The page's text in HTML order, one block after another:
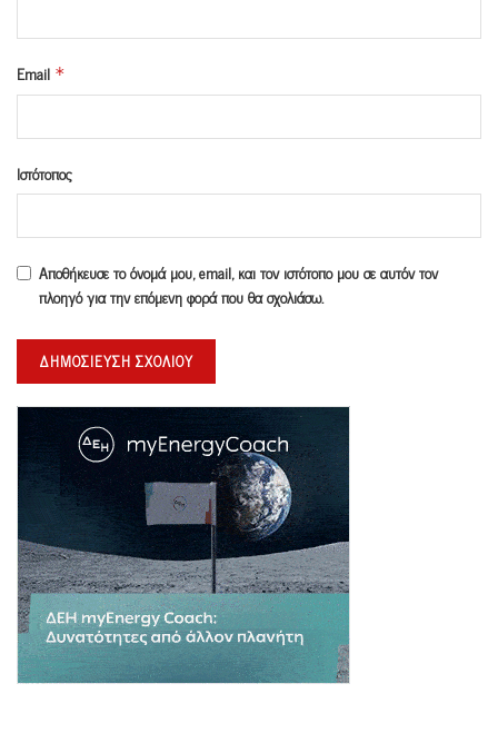
Email *
Ιστότοπος
Αποθήκευσε το όνομά μου, email, και τον ιστότοπο μου σε αυτόν τον
πλοηγό για την επόμενη φορά που θα σχολιάσω.